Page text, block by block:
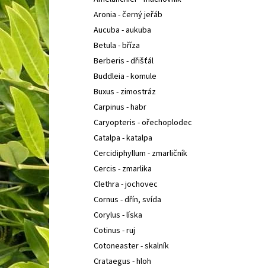
l
Aronia - černý jeřáb
Aucuba - aukuba
Betula - bříza
Berberis - dřišťál
Buddleia - komule
Buxus - zimostráz
Carpinus - habr
Caryopteris - ořechoplodec
Catalpa - katalpa
Cercidiphyllum - zmarličník
Cercis - zmarlika
Clethra - jochovec
Cornus - dřín, svída
Corylus - líska
Cotinus - ruj
Cotoneaster - skalník
Crataegus - hloh
DAVIDOVA